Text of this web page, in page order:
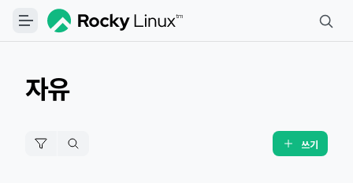
자유
쓰기